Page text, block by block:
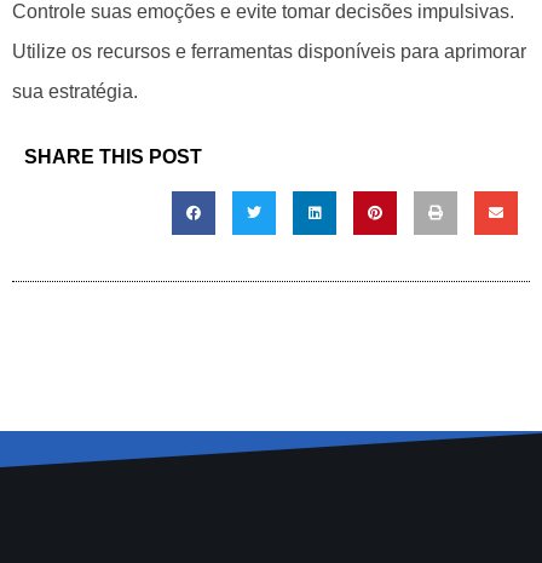
Controle suas emoções e evite tomar decisões impulsivas.
Utilize os recursos e ferramentas disponíveis para aprimorar
sua estratégia.
SHARE THIS POST